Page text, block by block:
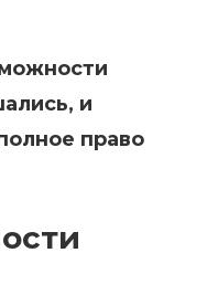
и
право